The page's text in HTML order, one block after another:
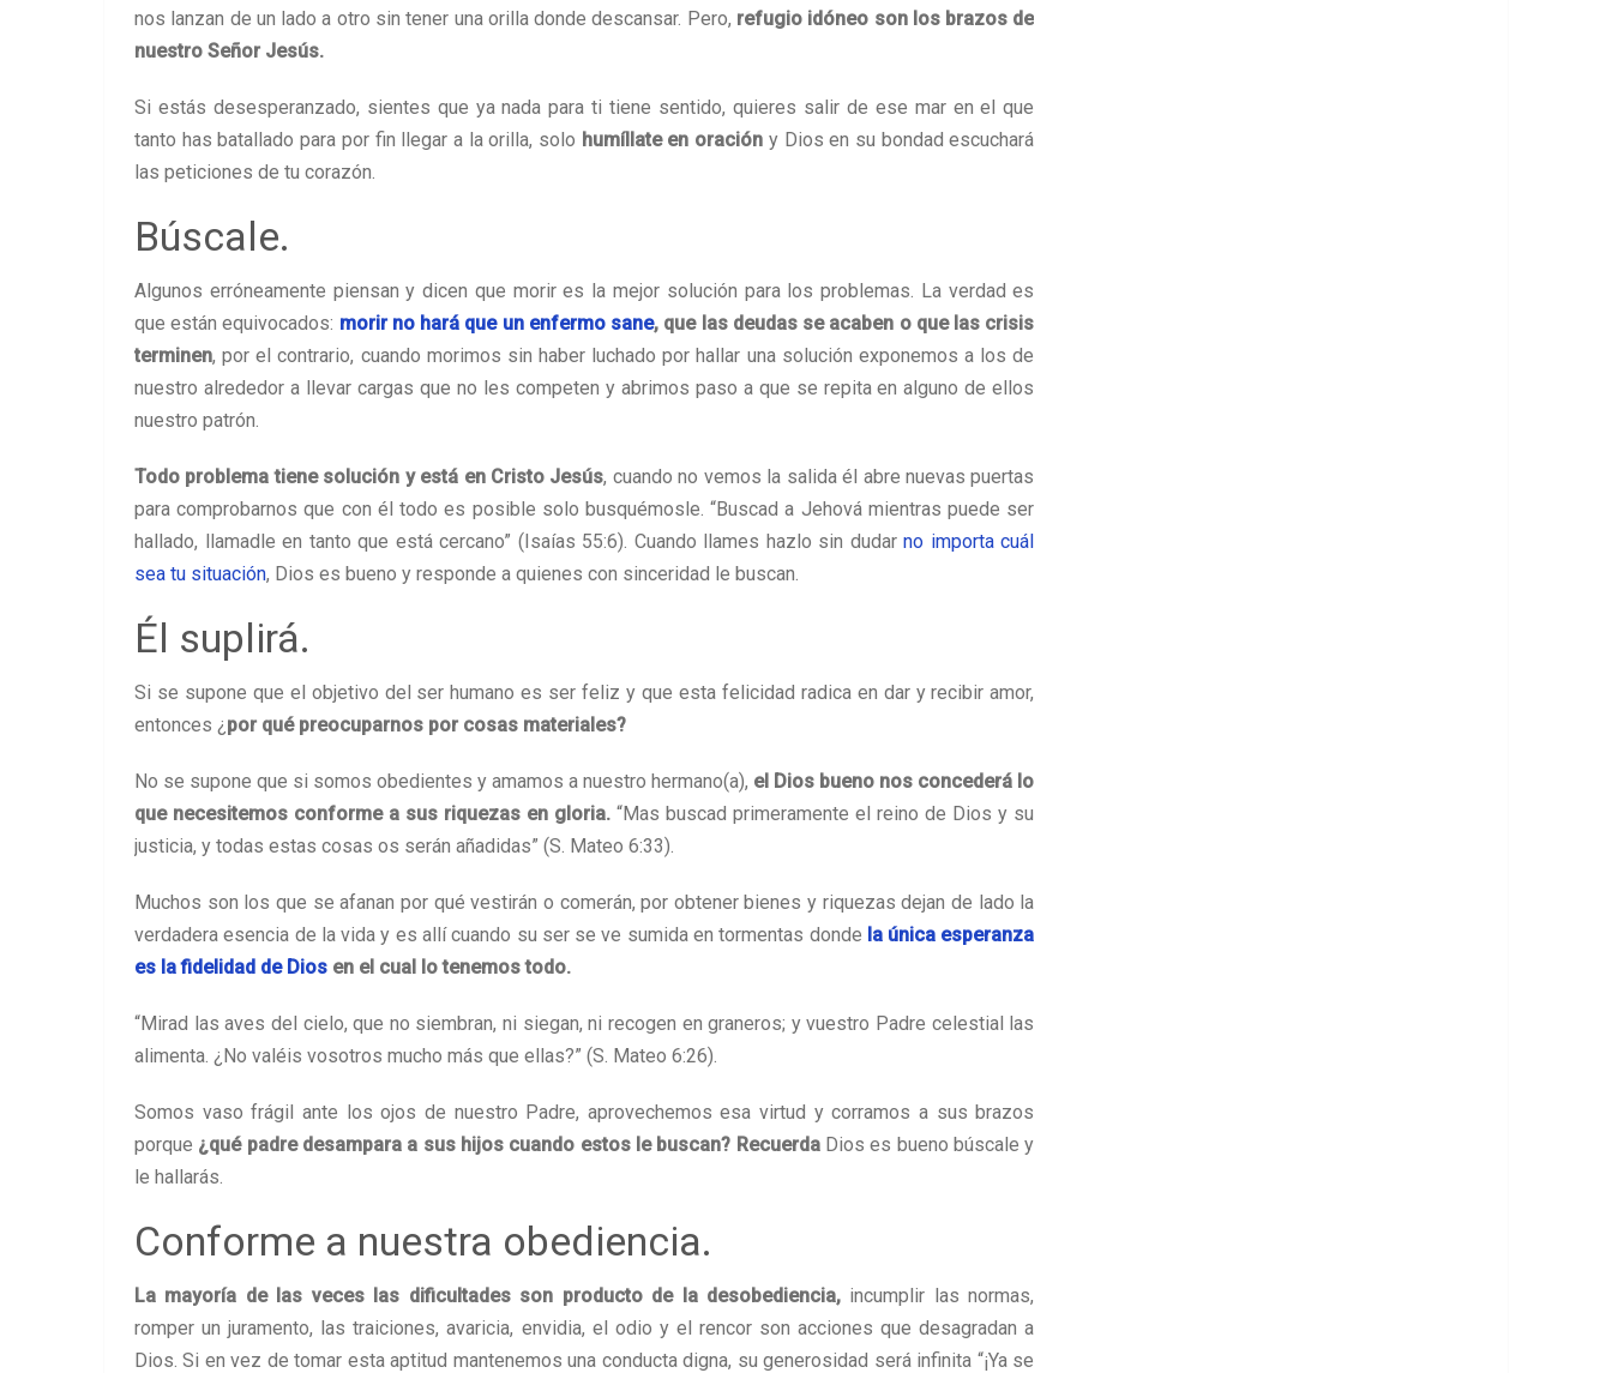
nos lanzan de un lado a otro sin tener una orilla donde descansar. Pero, refugio idóneo son los brazos de
nuestro Señor Jesús.
Si estás desesperanzado, sientes que ya nada para ti tiene sentido, quieres salir de ese mar en el que
tanto has batallado para por fin llegar a la orilla, solo humíllate en oración y Dios en su bondad escuchará
las peticiones de tu corazón.
Búscale.
Algunos erróneamente piensan y dicen que morir es la mejor solución para los problemas. La verdad es
que están equivocados: morir no hará que un enfermo sane, que las deudas se acaben o que las crisis
terminen, por el contrario, cuando morimos sin haber luchado por hallar una solución exponemos a los de
nuestro alrededor a llevar cargas que no les competen y abrimos paso a que se repita en alguno de ellos
nuestro patrón.
Todo problema tiene solución y está en Cristo Jesús, cuando no vemos la salida él abre nuevas puertas
para comprobarnos que con él todo es posible solo busquémosle. “Buscad a Jehová mientras puede ser
hallado, llamadle en tanto que está cercano” (Isaías 55:6). Cuando llames hazlo sin dudarno importa cuál
sea tu situación, Dios es bueno y responde a quienes con sinceridad le buscan.
Él suplirá.
Si se supone que el objetivo del ser humano es ser feliz y que esta felicidad radica en dar y recibir amor,
entonces ¿ por qué preocuparnos por cosas materiales?
No se supone que si somos obedientes y amamos a nuestro hermano(a), el Dios bueno nos concederá lo
que necesitemos conforme a sus riquezas en gloria.“Mas buscad primeramente el reino de Dios y su
justicia, y todas estas cosas os serán añadidas” (S. Mateo 6:33).
Muchos son los que se afanan por qué vestirán o comerán, por obtener bienes y riquezas dejan de lado la
verdadera esencia de la vida y es allí cuando su ser se ve sumida en tormentas donde la única esperanza
es la fidelidad de Dios en el cual lo tenemos todo.
“Mirad las aves del cielo, que no siembran, ni siegan, ni recogen en graneros; y vuestro Padre celestial las
alimenta. ¿No valéis vosotros mucho más que ellas?” (S. Mateo 6:26).
Somos vaso frágil ante los ojos de nuestro Padre, aprovechemos esa virtud y corramos a sus brazos
porque ¿qué padre desampara a sus hijos cuando estos le buscan? RecuerdaDios es bueno búscale y
le hallarás.
Conforme a nuestra obediencia.
La mayoría de las veces las dificultades son producto de la desobediencia, incumplir las normas,
romper un juramento, las traiciones, avaricia, envidia, el odio y el rencor son acciones que desagradan a
Dios. Si en vez de tomar esta aptitud mantenemos una conducta digna, su generosidad será infinita “¡Ya se